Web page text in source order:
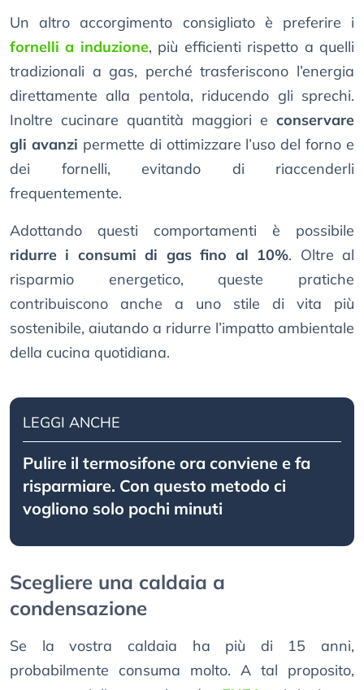
Un altro accorgimento consigliato è preferire i
fornelli a induzione, più efficienti rispetto a quelli
tradizionali a gas, perché trasferiscono l’energia
direttamente alla pentola, riducendo gli sprechi.
Inoltre cucinare quantità maggiori e conservare
gli avanzi permette di ottimizzare l’uso del forno e
dei fornelli, evitando di riaccenderli
frequentemente.
Adottando questi comportamenti è possibile
ridurre i consumi di gas fino al 10%. Oltre al
risparmio energetico, queste pratiche
contribuiscono anche a uno stile di vita più
sostenibile, aiutando a ridurre l’impatto ambientale
della cucina quotidiana.
LEGGI ANCHE
Pulire il termosifone ora conviene e fa
risparmiare. Con questo metodo ci
vogliono solo pochi minuti
Scegliere una caldaia a
condensazione
Se la vostra caldaia ha più di 15 anni,
probabilmente consuma molto. A tal proposito,